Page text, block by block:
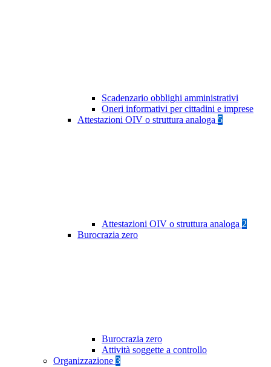
Scadenzario obblighi amministrativi
Oneri informativi per cittadini e imprese
Attestazioni OIV o struttura analoga 5
Attestazioni OIV o struttura analoga 2
Burocrazia zero
Burocrazia zero
Attività soggette a controllo
Organizzazione 3